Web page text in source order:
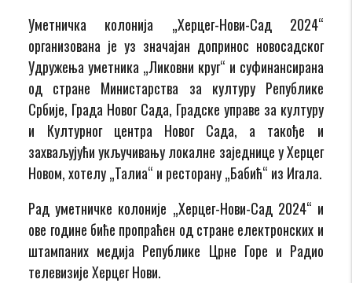
Уметничка колонија „Херцег-Нови-Сад 2024“
организована је уз значајан допринос новосадског
Удружења уметника „Ликовни круг“ и суфинансирана
од стране Министарства за културу Републике
Србије, Града Новог Сада, Градске управе за културу
и Културног центра Новог Сада, а такође и
захваљујући укључивању локалне заједнице у Херцег
Новом, хотелу „Талиа“ и ресторану „Бабић“ из Игала.
Рад уметничке колоније „Херцег-Нови-Сад 2024“ и
ове године биће пропраћен од стране електронских и
штампаних медија Републике Црне Горе и Радио
телевизије Херцег Нови.